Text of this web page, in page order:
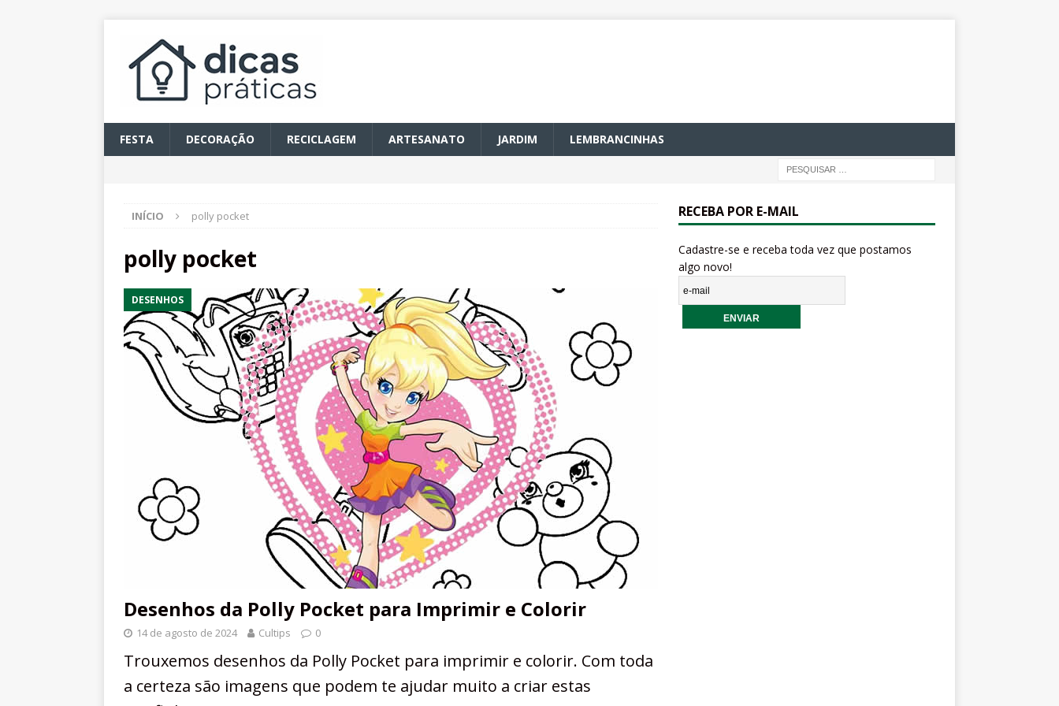
FESTA DECORAÇÃO RECICLAGEM ARTESANATO JARDIM LEMBRANCINHAS
INÍCIO polly pocket
polly pocket
DESENHOS
Desenhos da Polly Pocket para Imprimir e Colorir
14 de agosto de 2024 Cultips 0
Trouxemos desenhos da Polly Pocket para imprimir e colorir. Com toda
a certeza são imagens que podem te ajudar muito a criar estas
RECEBA POR E-MAIL
Cadastre-se e receba toda vez que postamos
algo novo!